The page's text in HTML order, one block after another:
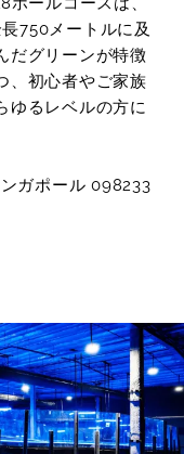
750メートルに及
だグリーンが特徴
、初心者やご家族
ゆるレベルの方に
ガポール 098233